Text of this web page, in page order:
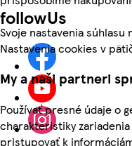
Svoje nastavenia
Nastavenia cookies v
My a naši partneri
Používať presné údaje o
charakteristiky
pristupovať k
followUs